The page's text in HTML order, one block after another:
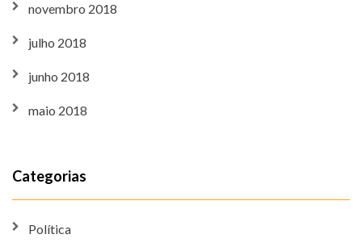
novembro 2018
julho 2018
junho 2018
maio 2018
Categorias
Política